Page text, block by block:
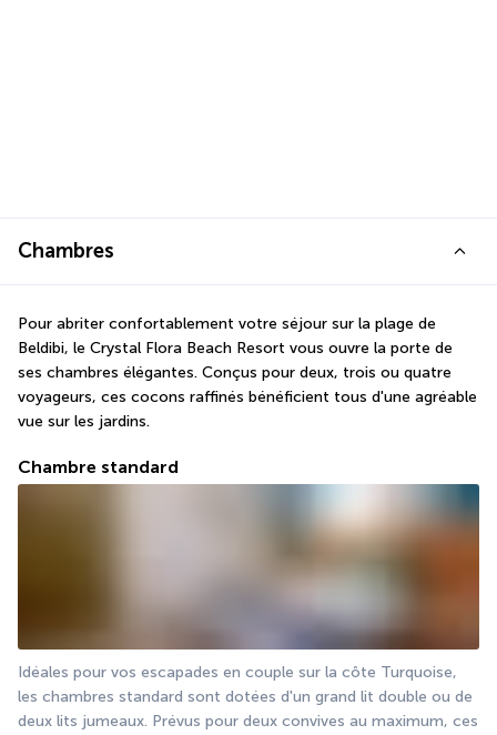
Chambres
Pour abriter confortablement votre séjour sur la plage de
Beldibi, le Crystal Flora Beach Resort vous ouvre la porte de
ses chambres élégantes. Conçus pour deux, trois ou quatre
voyageurs, ces cocons raffinés bénéficient tous d'une agréable
vue sur les jardins.
Chambre standard
Idéales pour vos escapades en couple sur la côte Turquoise,
les chambres standard sont dotées d'un grand lit double ou de
deux lits jumeaux. Prévus pour deux convives au maximum, ces